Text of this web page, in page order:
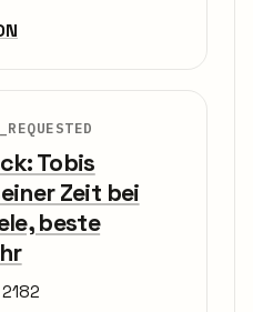
Tobis
Zeit bei
beste
2182